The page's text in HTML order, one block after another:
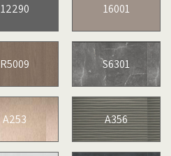
16001
12290
S6301
R5009
A356
A253